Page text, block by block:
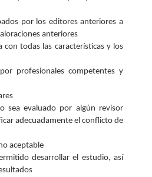
por los editores anteriores a
anteriores
todas las características y los
profesionales competentes y
sea evaluado por algún revisor
adecuadamente el conflicto de
aceptable
desarrollar el estudio, así